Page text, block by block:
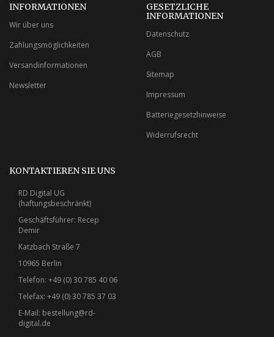
INFORMATIONEN
Wir über uns
Zahlungsmöglichkeiten
Versandinformationen
Newsletter
GESETZLICHE
INFORMATIONEN
Datenschutz
AGB
Sitemap
Impressum
Batteriegesetzhinweise
Widerrufsrecht
KONTAKTIEREN SIE UNS
RD Digital UG
(haftungsbeschränkt)
Geschäftsführer: Recep
Demir
Katzbach Straße 7
10965 Berlin
Telefon: +49 (0) 30 785 40 06
Telefax: +49 (0) 30 785 37 03
E-Mail: bestellung@rd-
digital.de